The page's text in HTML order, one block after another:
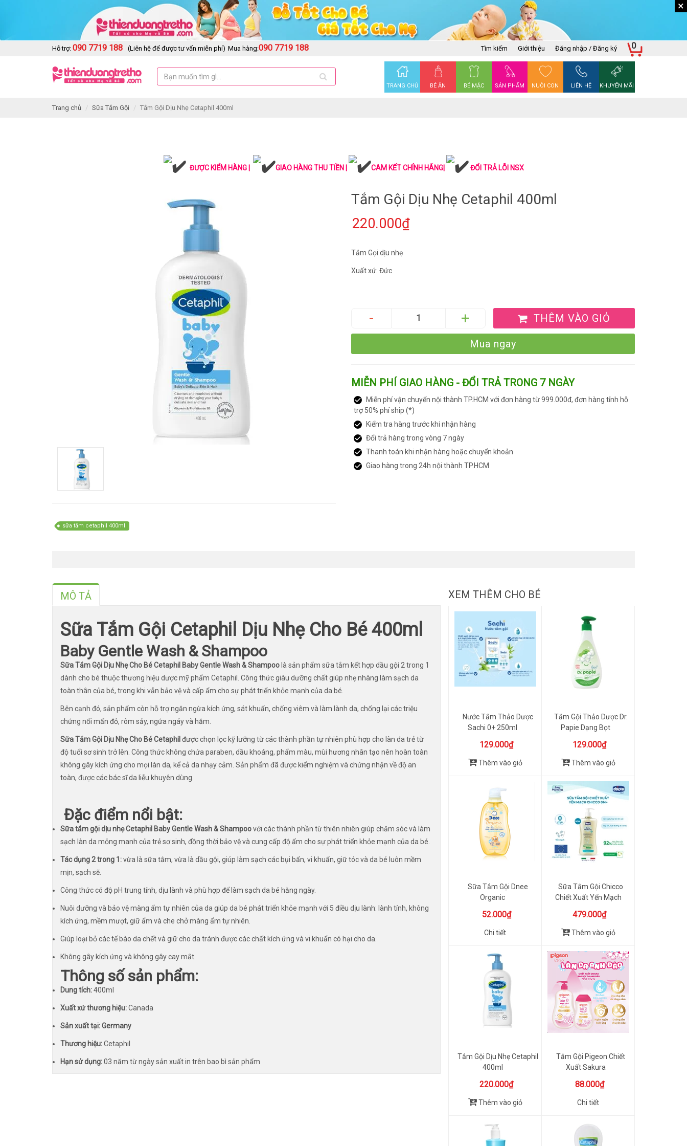
×
Hỗ trợ: 090 7719 188 (Liên hệ để được tư vấn miễn phí) Mua hàng:090 7719 188 Tìm kiếm Giới thiệu Đăng nhập / Đăng ký
TRANG CHỦ BÉ ĂN BÉ MẶC SẢN PHẨM NUÔI CON LIÊN HỆ KHUYẾN MÃI
0
Trang chủ Sữa Tắm Gội Tắm Gội Dịu Nhẹ Cetaphil 400ml
ĐƯỢC KIỂM HÀNG | GIAO HÀNG THU TIỀN | CAM KẾT CHÍNH HÃNG| ĐỔI TRẢ LỖI NSX
sữa tắm cetaphil 400ml
Tắm Gội Dịu Nhẹ Cetaphil 400ml
220.000₫
Tắm Gọi dịu nhẹ
Xuất xứ: Đức
THÊM VÀO GIỎ
Mua ngay
MIỄN PHÍ GIAO HÀNG - ĐỔI TRẢ TRONG 7 NGÀY
Miễn phí vận chuyển nội thành TP.HCM với đơn hàng từ 999.000đ, đơn hàng tỉnh hỗ
trợ 50% phí ship (*)
Kiểm tra hàng trước khi nhận hàng
Đổi trả hàng trong vòng 7 ngày
Thanh toán khi nhận hàng hoặc chuyển khoản
Giao hàng trong 24h nội thành TP.HCM
MÔ TẢ
Sữa Tắm Gội Cetaphil Dịu Nhẹ Cho Bé 400ml
Baby Gentle Wash & Shampoo
Sữa Tắm Gội Dịu Nhẹ Cho Bé Cetaphil Baby Gentle Wash & Shampoo là sản phẩm sữa tắm kết hợp dầu gội 2 trong 1
dành cho bé thuộc thương hiệu dược mỹ phẩm Cetaphil. Công thức giàu dưỡng chất giúp nhẹ nhàng làm sạch da
toàn thân của bé, trong khi vẫn bảo vệ và cấp ẩm cho sự phát triển khỏe mạnh của da bé.
Bên cạnh đó, sản phẩm còn hỗ trợ ngăn ngừa kích ứng, sát khuẩn, chống viêm và làm lành da, chống lại các triệu
chứng nổi mẩn đỏ, rôm sảy, ngứa ngáy và hăm.
Sữa Tắm Gội Dịu Nhẹ Cho Bé Cetaphil được chọn lọc kỹ lưỡng từ các thành phần tự nhiên phù hợp cho làn da trẻ từ
độ tuổi sơ sinh trở lên. Công thức không chứa paraben, dầu khoáng, phẩm màu, mùi hương nhân tạo nên hoàn toàn
không gây kích ứng cho mọi làn da, kể cả da nhạy cảm. Sản phẩm đã được kiểm nghiệm và chứng nhận về độ an
toàn, được các bác sĩ da liễu khuyên dùng.
Đặc điểm nổi bật:
Sữa tắm gội dịu nhẹ Cetaphil Baby Gentle Wash & Shampoovới các thành phần từ thiên nhiên giúp chăm sóc và làm
sạch làn da mỏng manh của trẻ sơ sinh, đồng thời bảo vệ và cung cấp độ ẩm cho sự phát triển khỏe mạnh của da bé.
Tác dụng 2 trong 1:vừa là sữa tắm, vừa là dầu gội, giúp làm sạch các bụi bẩn, vi khuẩn, giữ tóc và da bé luôn mềm
mịn, sạch sẽ.
Công thức có độ pH trung tính, dịu lành và phù hợp để làm sạch da bé hằng ngày.
Nuôi dưỡng và bảo vệ màng ẩm tự nhiên của da giúp da bé phát triển khỏe mạnh với 5 điều dịu lành: lành tính, không
kích ứng, mềm mượt, giữ ẩm và che chở màng ẩm tự nhiên.
Giúp loại bỏ các tế bào da chết và giữ cho da tránh được các chất kích ứng và vi khuẩn có hại cho da.
Không gây kích ứng và không gây cay mắt.
Thông số sản phẩm:
Dung tích:400ml
Xuất xứ thương hiệu:Canada
Sản xuất tại: Germany
Thương hiệu:Cetaphil
Hạn sử dụng:03 năm từ ngày sản xuất in trên bao bì sản phẩm
XEM THÊM CHO BÉ
Nước Tắm Thảo Dược
Sachi 0+ 250ml
129.000₫
Thêm vào giỏ
Tắm Gội Thảo Dược Dr.
Papie Dạng Bọt
129.000₫
Thêm vào giỏ
Sữa Tắm Gội Dnee
Organic
52.000₫
Chi tiết
Sữa Tắm Gội Chicco
Chiết Xuất Yến Mạch
479.000₫
Thêm vào giỏ
Tắm Gội Dịu Nhẹ Cetaphil
400ml
220.000₫
Thêm vào giỏ
Tắm Gội Pigeon Chiết
Xuất Sakura
88.000₫
Chi tiết